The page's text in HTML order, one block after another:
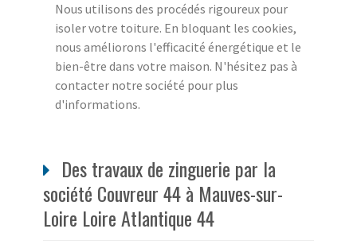
Nous utilisons des procédés rigoureux pour
isoler votre toiture. En bloquant les cookies,
nous améliorons l'efficacité énergétique et le
bien-être dans votre maison. N'hésitez pas à
contacter notre société pour plus
d'informations.
Des travaux de zinguerie par la
société Couvreur 44 à Mauves-sur-
Loire Loire Atlantique 44